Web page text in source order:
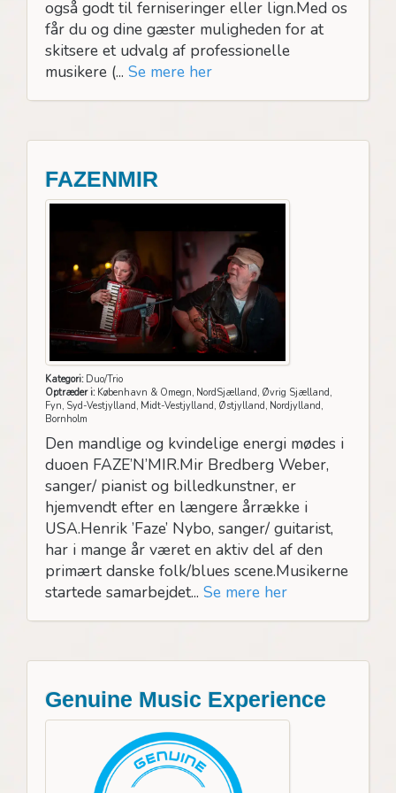
også godt til ferniseringer eller lign.Med os
får du og dine gæster muligheden for at
skitsere et udvalg af professionelle
musikere (... Se mere her
FAZENMIR
Kategori:Duo/Trio
Optræder i:København & Omegn, NordSjælland, Øvrig Sjælland,
Fyn, Syd-Vestjylland, Midt-Vestjylland, Østjylland, Nordjylland,
Bornholm
Den mandlige og kvindelige energi mødes i
duoen FAZE’N’MIR.Mir Bredberg Weber,
sanger/ pianist og billedkunstner, er
hjemvendt efter en længere årrække i
USA.Henrik ’Faze’ Nybo, sanger/ guitarist,
har i mange år været en aktiv del af den
primært danske folk/blues scene.Musikerne
startede samarbejdet... Se mere her
Genuine Music Experience